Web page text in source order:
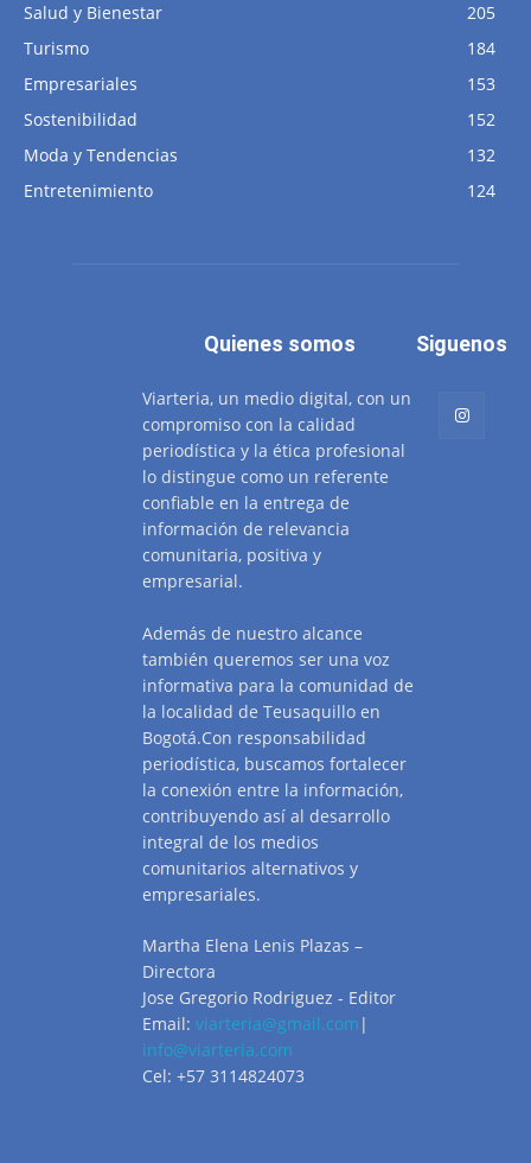
Salud y Bienestar
205
Turismo
184
Empresariales
153
Sostenibilidad
152
Moda y Tendencias
132
Entretenimiento
124
Quienes somos
Viarteria, un medio digital, con un
compromiso con la calidad
periodística y la ética profesional
lo distingue como un referente
confiable en la entrega de
información de relevancia
comunitaria, positiva y
empresarial.
Además de nuestro alcance
también queremos ser una voz
informativa para la comunidad de
la localidad de Teusaquillo en
Bogotá.Con responsabilidad
periodística, buscamos fortalecer
la conexión entre la información,
contribuyendo así al desarrollo
integral de los medios
comunitarios alternativos y
empresariales.
Martha Elena Lenis Plazas –
Directora
Jose Gregorio Rodriguez - Editor
Email: viarteria@gmail.com |
info@viarteria.com
Cel: +57 3114824073
Siguenos